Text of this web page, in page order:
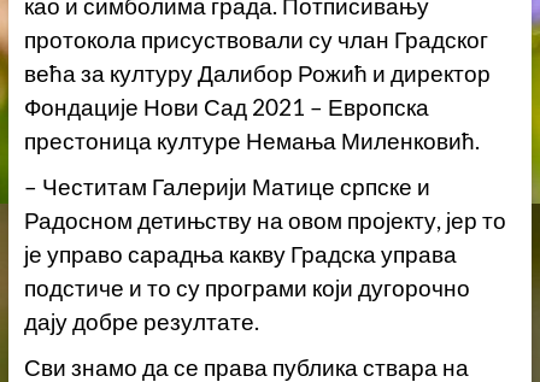
као и симболима града. Потписивању
протокола присуствовали су члан Градског
већа за културу Далибор Рожић и директор
Фондације Нови Сад 2021 – Европска
престоница културе Немања Миленковић.
– Честитам Галерији Матице српске и
Радосном детињству на овом пројекту, јер то
је управо сарадња какву Градска управа
подстиче и то су програми који дугорочно
дају добре резултате.
Сви знамо да се права публика ствара на